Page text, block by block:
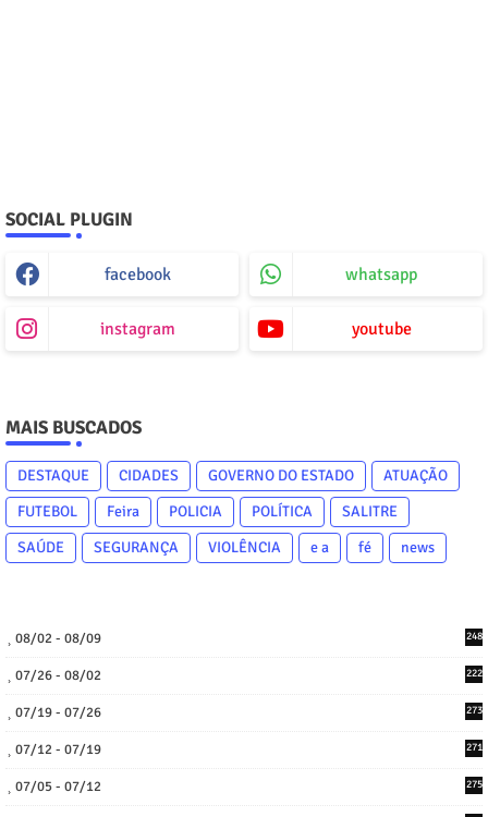
SOCIAL PLUGIN
facebook whatsapp
instagram youtube
MAIS BUSCADOS
DESTAQUE CIDADES GOVERNO DO ESTADO
ATUAÇÃO
FUTEBOL
Feira POLICIA POLÍTICA
SALITRE
SAÚDE
SEGURANÇA VIOLÊNCIA e a fé news
08/02 - 08/09 248
07/26 - 08/02 222
07/19 - 07/26 273
07/12 - 07/19 271
07/05 - 07/12 275